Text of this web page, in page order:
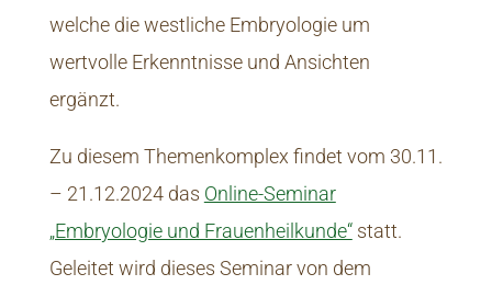
welche die westliche Embryologie um
wertvolle Erkenntnisse und Ansichten
ergänzt.
Zu diesem Themenkomplex findet vom 30.11.
– 21.12.2024 das Online-Seminar
„Embryologie und Frauenheilkunde“statt.
Geleitet wird dieses Seminar von dem